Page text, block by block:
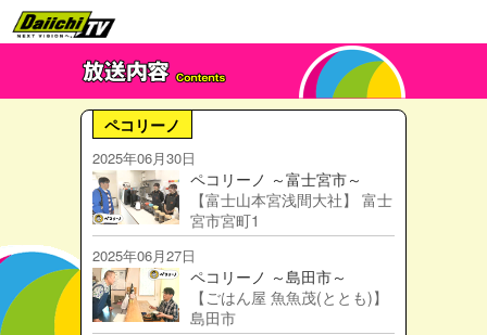
ペコリーノ
2025年06月30日
ペコリーノ ～富士宮市～
【富士山本宮浅間大社】 富士
宮市宮町1
2025年06月27日
ペコリーノ ～島田市～
【ごはん屋 魚魚茂(ととも)】
島田市